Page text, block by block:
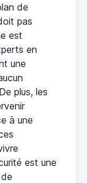
de
pas
est
en
une
plus, les
à une
est une